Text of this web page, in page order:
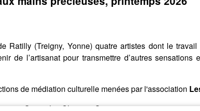
Ratilly (Treigny, Yonne) quatre artistes dont le
de l’artisanat pour transmettre d’autres
de médiation culturelle menées par l'association
Originale : Christian Sauvage.